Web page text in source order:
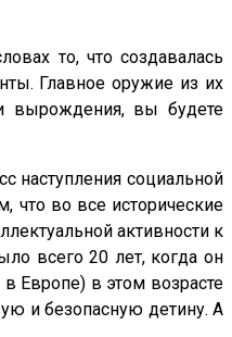
то, что создавалась
Главное оружие из их
вырождения, вы будете
наступления социальной
что во все исторические
активности к
всего 20 лет, когда он
Европе) в этом возрасте
и безопасную детину. А